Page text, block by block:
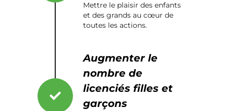
Mettre le plaisir des enfants
et des grands au cœur de
toutes les actions.
Augmenter le
nombre de
licenciés filles et
garçons